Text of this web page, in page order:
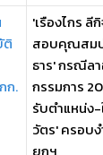
ก.
'เรืองไกร ลี
สอบคุณสม
ธาร' กรณีล
กรรมการ
รับตำแหน่ง
วัตร' ครอบ